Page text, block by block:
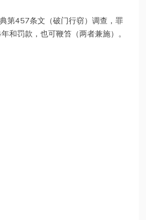
第457条文（破门行窃）调查，罪
和罚款，也可鞭笞（两者兼施）。